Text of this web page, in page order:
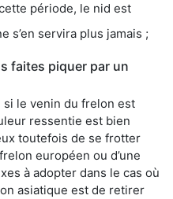
période, le nid est
s’en servira plus jamais ;
faites piquer par un
si le venin du frelon est
ressentie est bien
toutefois de se frotter
européen ou d’une
à adopter dans le cas où
asiatique est de retirer